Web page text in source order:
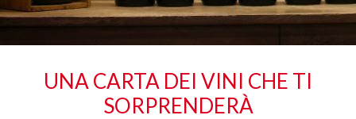
UNA CARTA DEI VINI CHE TI
SORPRENDERÀ